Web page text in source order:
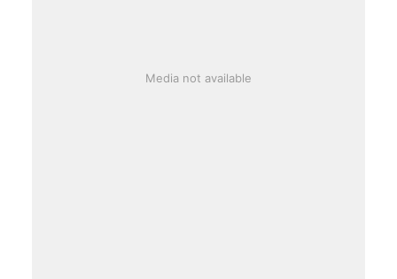
Media not available